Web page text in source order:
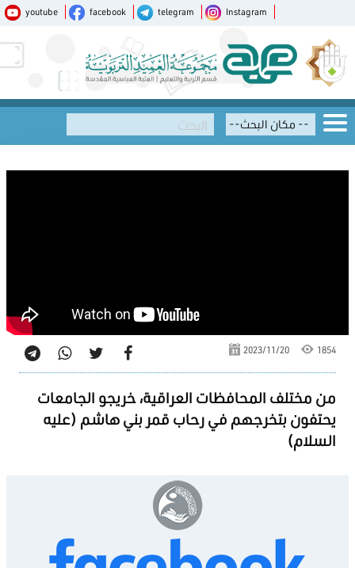
youtube facebook telegram Instagram
2023/11/20 1854
من مختلف المحافظات العراقية، خريجو الجامعات
يحتفون بتخرجهم في رحاب قمر بني هاشم (عليه
السلام)